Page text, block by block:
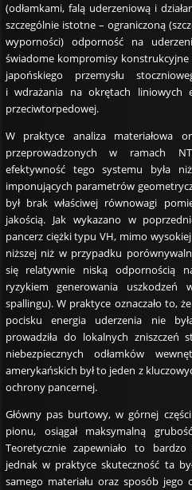
(odłamkami, falą uderzeniową i
szczególnie istotne – ograniczoną
wyporności) odporność na
świadome kompromisy
japońskiego przemysłu
i wdrażania na okrętach liniowych
przeciwtorpedowej.
W praktyce analiza materiałowa
przeprowadzonych w ramach
efektywność tego systemu była
imponujących parametrów
był brak właściwej równowagi
jakością. Jak wykazano w
pancerz ciężki typu VH, mimo
niższej niż w przypadku
się relatywnie niską odpornością
ryzykiem generowania uszkodzeń
spallingu). W praktyce oznaczało to,
pocisku energia uderzenia nie
prowadziła do lokalnych zniszczeń
niebezpiecznych odłamków
amerykańskich był to jeden z
ochrony pancernej.
Główny pas burtowy, w górnej
pionu, osiągał maksymalną
Teoretycznie zapewniało to
jednak w praktyce skuteczność ta
samego materiału oraz sposób jego